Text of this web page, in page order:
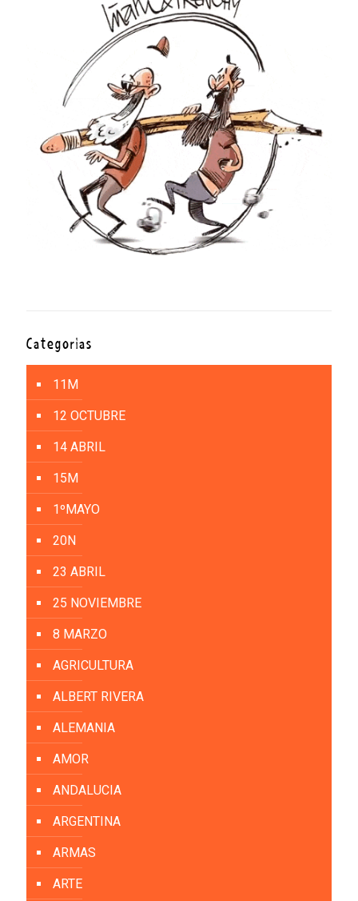
Categorías
11M
12 OCTUBRE
14 ABRIL
15M
1ºMAYO
20N
23 ABRIL
25 NOVIEMBRE
8 MARZO
AGRICULTURA
ALBERT RIVERA
ALEMANIA
AMOR
ANDALUCIA
ARGENTINA
ARMAS
ARTE